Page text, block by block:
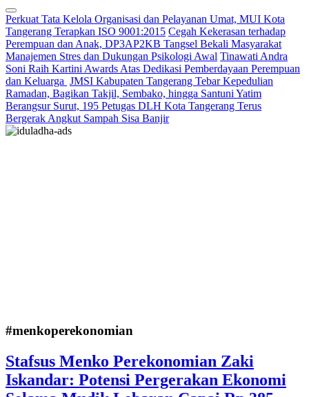
Perkuat Tata Kelola Organisasi dan Pelayanan Umat, MUI Kota
Tangerang Terapkan ISO 9001:2015 Cegah Kekerasan terhadap
Perempuan dan Anak, DP3AP2KB Tangsel Bekali Masyarakat
Manajemen Stres dan Dukungan Psikologi Awal Tinawati Andra
Soni Raih Kartini Awards Atas Dedikasi Pemberdayaan Perempuan
dan Keluarga JMSI Kabupaten Tangerang Tebar Kepedulian
Ramadan, Bagikan Takjil, Sembako, hingga Santuni Yatim
Berangsur Surut, 195 Petugas DLH Kota Tangerang Terus
Bergerak Angkut Sampah Sisa Banjir
#menkoperekonomian
Stafsus Menko Perekonomian Zaki
Iskandar: Potensi Pergerakan Ekonomi